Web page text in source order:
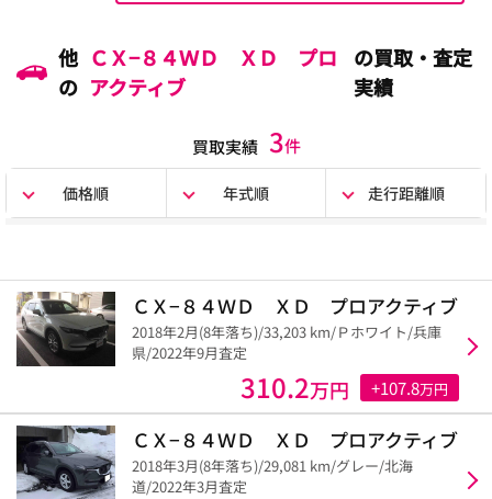
他
の
ＣＸ−８４ＷＤ ＸＤ プロ
アクティブ
の買取・査定
実績
買取実績 3件
価格順 年式順 走行距離順
ＣＸ−８４ＷＤ ＸＤ プロアクティブ
2018年2月(8年落ち)/33,203 km/Ｐホワイト/兵庫
県/2022年9月査定
310.2万円 +107.8万円
ＣＸ−８４ＷＤ ＸＤ プロアクティブ
2018年3月(8年落ち)/29,081 km/グレー/北海
道/2022年3月査定